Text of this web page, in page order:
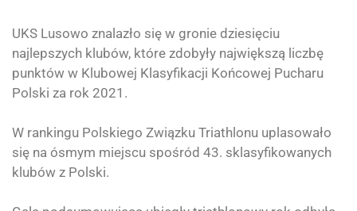
UKS Lusowo znalazło się w gronie dziesięciu
najlepszych klubów, które zdobyły największą liczbę
punktów w Klubowej Klasyfikacji Końcowej Pucharu
Polski za rok 2021.
W rankingu Polskiego Związku Triathlonu uplasowało
się na ósmym miejscu spośród 43. sklasyfikowanych
klubów z Polski.